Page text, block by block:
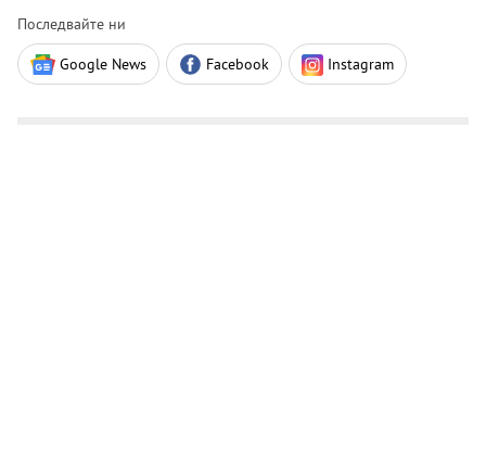
Последвайте ни
Google News Facebook Instagram